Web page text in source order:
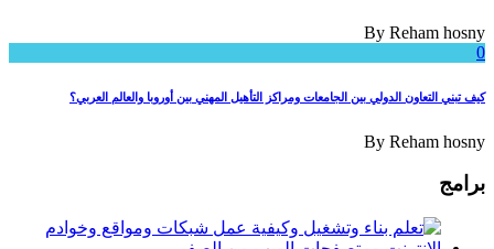
By Reham hosny
0
كيف تبني التعاون الدولي بين الجامعات ومراكز التأهيل المهني بين أوروبا والعالم العربي؟
By Reham hosny
برامج